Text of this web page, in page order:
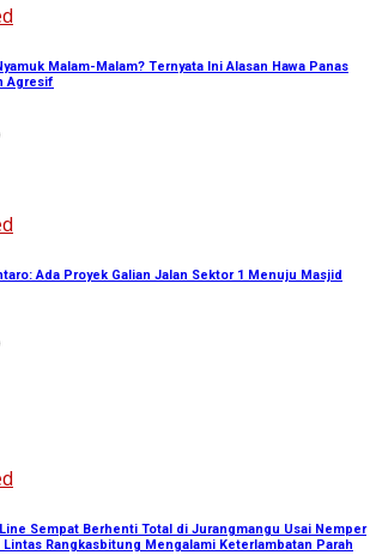
Malam-Malam? Ternyata Ini Alasan Hawa Panas
Agresif
Ada Proyek Galian Jalan Sektor 1 Menuju Masjid
Sempat Berhenti Total di Jurangmangu Usai Nemper
Lintas Rangkasbitung Mengalami Keterlambatan Parah